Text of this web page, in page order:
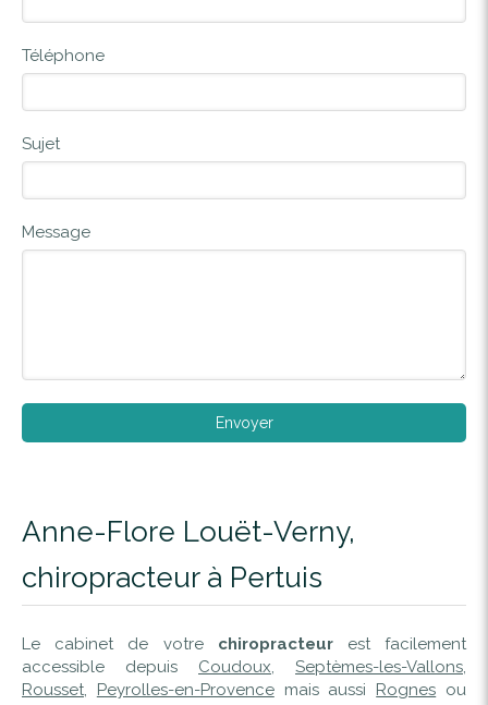
Téléphone
Sujet
Message
Envoyer
Anne-Flore Louët-Verny,
chiropracteur à Pertuis
Le cabinet de votre chiropracteurest facilement
accessible depuis Coudoux, Septèmes-les-Vallons,
Rousset, Peyrolles-en-Provencemais aussi Rognes ou